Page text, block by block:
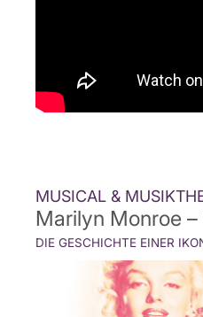
MUSICAL &
DIE GESCHICHTE EINER